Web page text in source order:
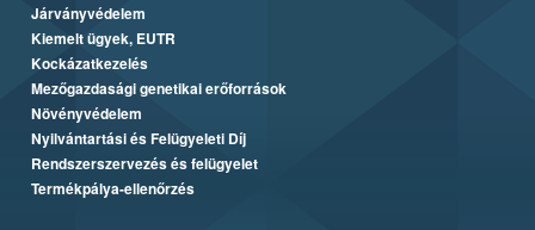
Járványvédelem
Kiemelt ügyek, EUTR
Kockázatkezelés
Mezőgazdasági genetikai erőforrások
Növényvédelem
Nyilvántartási és Felügyeleti Díj
Rendszerszervezés és felügyelet
Termékpálya-ellenőrzés